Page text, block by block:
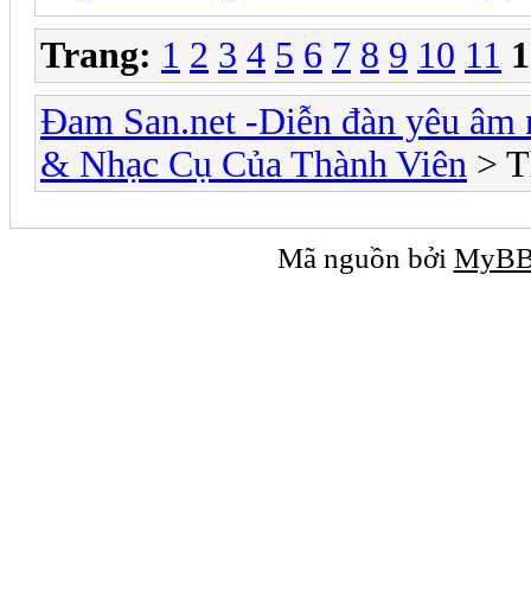
Trang: 1 2 3 4 5 6 7 8 9 10 11
Đam San.net -Diễn đàn yêu âm
& Nhạc Cụ Của Thành Viên >
Mã nguồn bởi